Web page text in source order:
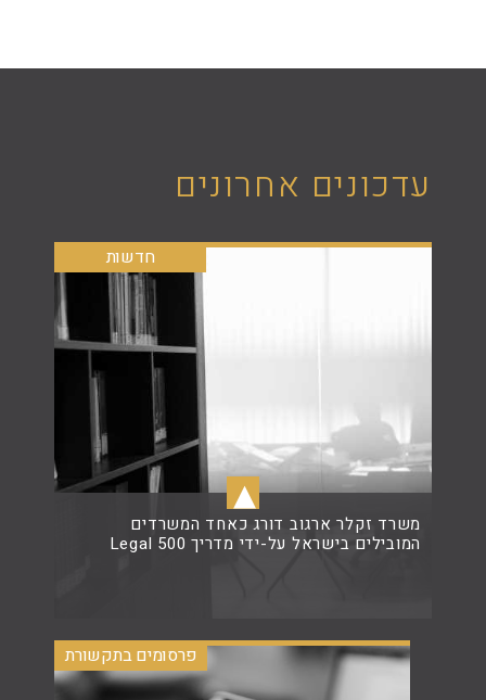
עדכונים אחרונים
חדשות
▴
משרד זקלר ארגוב דורג כאחד המשרדים
המובילים בישראל על-ידי מדריך Legal 500
פרסומים בתקשורת